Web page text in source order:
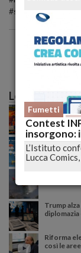
Le più lette
Caldo
arrivare,
Meteo
ecco dove
Trump
Riforma
così le
Fumetti
Contest
insorgono:
L’Istituto
Lucca